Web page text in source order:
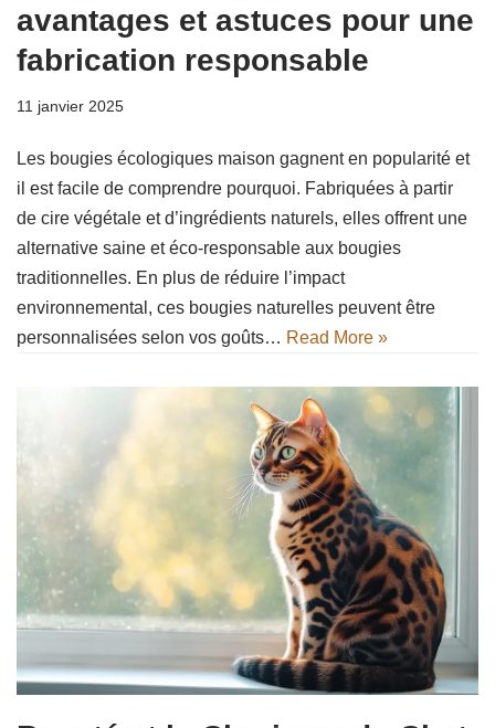
avantages et astuces pour une
fabrication responsable
11 janvier 2025
Les bougies écologiques maison gagnent en popularité et
il est facile de comprendre pourquoi. Fabriquées à partir
de cire végétale et d’ingrédients naturels, elles offrent une
alternative saine et éco-responsable aux bougies
traditionnelles. En plus de réduire l’impact
environnemental, ces bougies naturelles peuvent être
personnalisées selon vos goûts… Read More »